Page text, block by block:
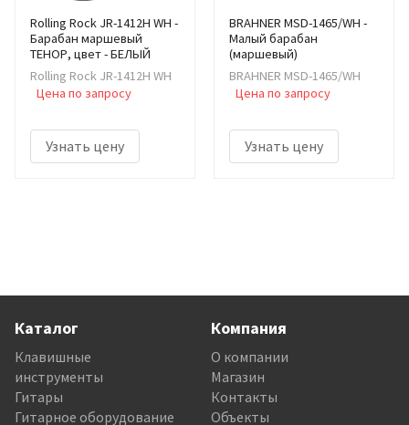
Rolling Rock JR-1412H WH -
Барабан маршевый
ТЕНОР, цвет - БЕЛЫЙ
Rolling Rock JR-1412H WH
Цена по запросу
Узнать цену
BRAHNER MSD-1465/WH -
Малый барабан
(маршевый)
BRAHNER MSD-1465/WH
Цена по запросу
Узнать цену
Каталог
Клавишные
инструменты
Гитары
Гитарное оборудование
Компания
О компании
Магазин
Контакты
Объекты